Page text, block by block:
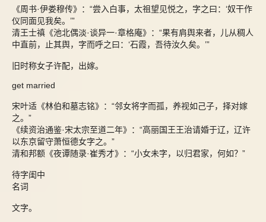
《周书·伊娄穆传》：“尝入白事，太祖望见悦之，字之曰：‘奴干作
仪同面见我矣。’”
清王士禛《池北偶淡·谈异一·章格庵》：“果有肩舆来者，儿从稠人
中直前，止其舆，字而呼之曰：‘石霞，吾待汝久矣。’”
旧时称女子许配，出嫁。
get married
宋叶适《林伯和墓志铭》：“邻女将字而孤，养视如己子，择对嫁
之。”
《续资治通鉴·宋太宗至道二年》：“高丽国王王治请婚于辽，辽许
以东京留守萧恒德女字之。”
清和邦额《夜谭随录·崔秀才》：“小女未字，以归君家，何如？”
待字闺中
名词
文字。